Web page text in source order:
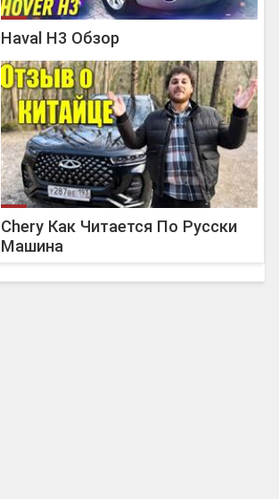
Haval H3 Обзор
Chery Как Читается По Русски
Машина